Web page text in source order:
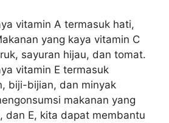
vitamin A termasuk hati,
yang kaya vitamin C
sayuran hijau, dan tomat.
vitamin E termasuk
biji-bijian, dan minyak
makanan yang
dan E, kita dapat membantu